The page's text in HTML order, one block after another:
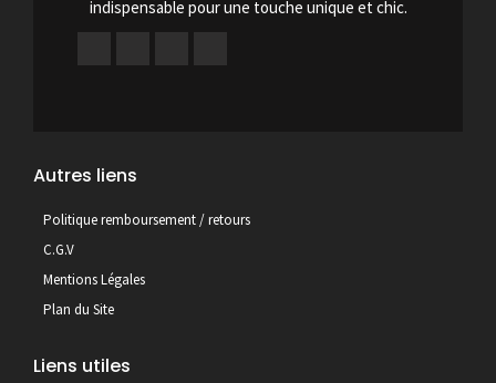
indispensable pour une touche unique et chic.
Autres liens
Politique remboursement / retours
C.G.V
Mentions Légales
Plan du Site
Liens utiles